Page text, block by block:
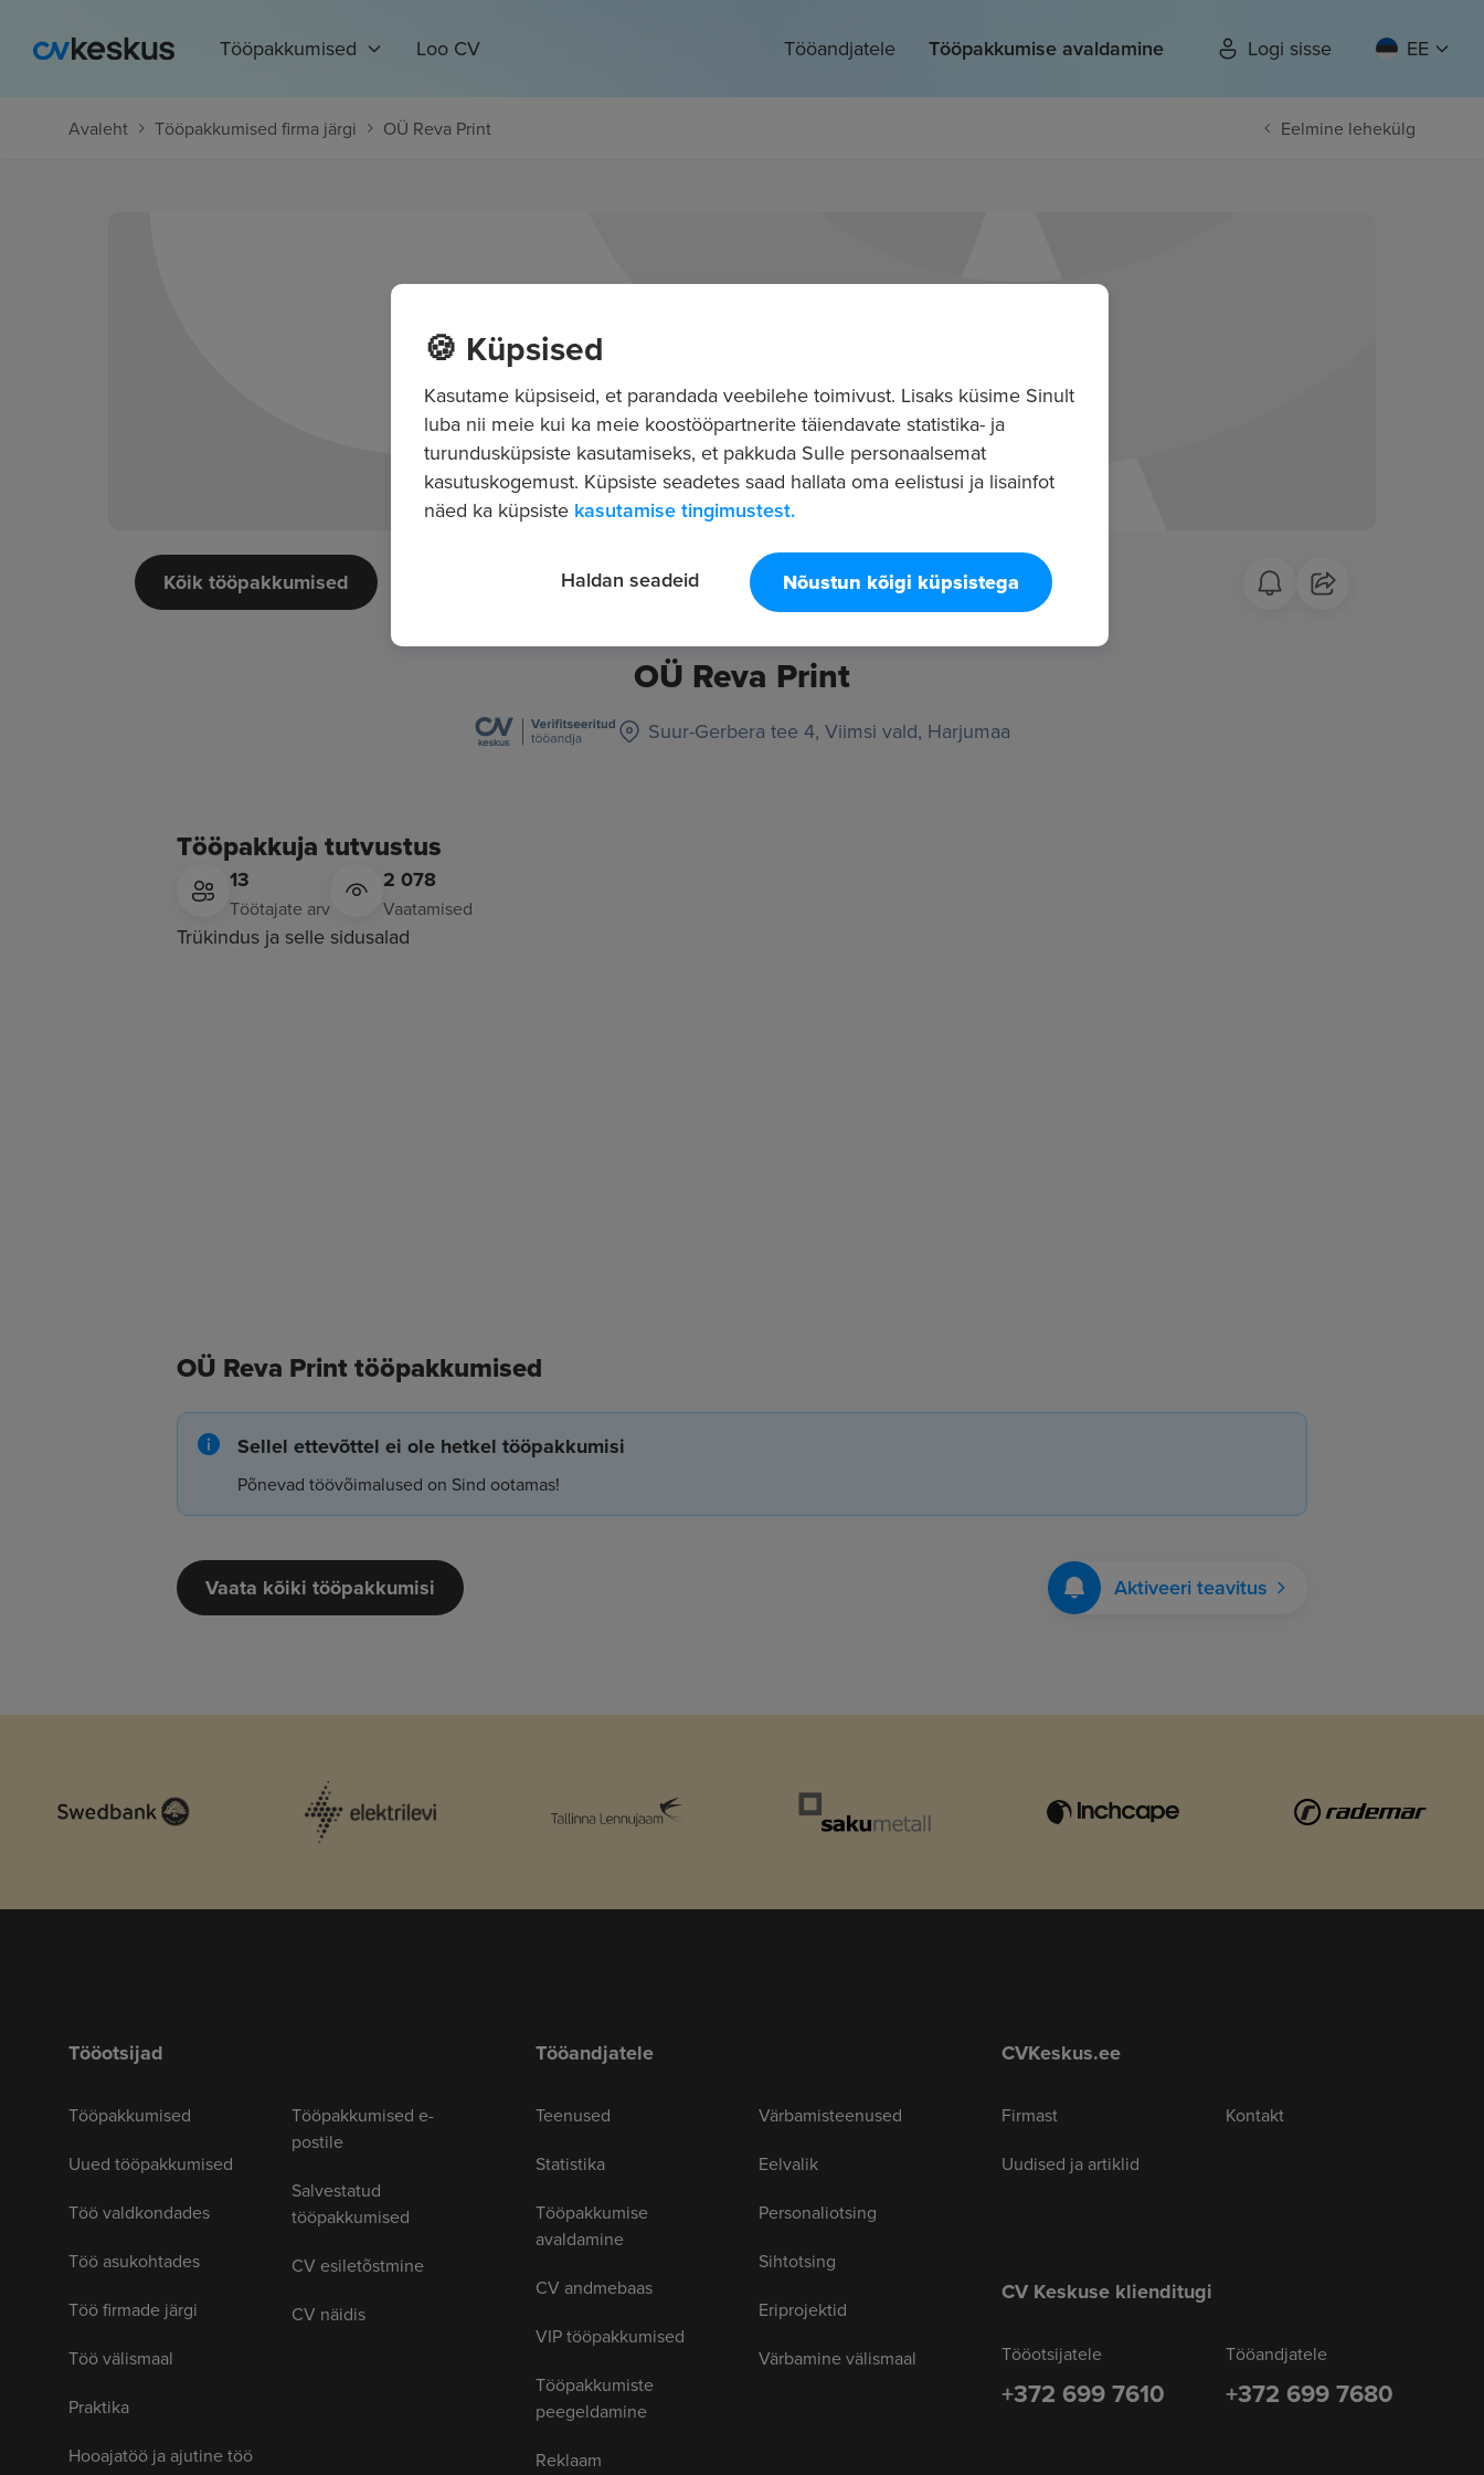
Tööpakkumised Loo CV Tööandjatele Tööpakkumise avaldamine Logi sisse EE
Avaleht Tööpakkumised firma järgi OÜ Reva Print Eelmine lehekülg
Kõik tööpakkumised
OÜ Reva Print
Suur-Gerbera tee 4, Viimsi vald, Harjumaa
Tööpakkuja tutvustus
13
Töötajate arv
2 078
Vaatamised
Trükindus ja selle sidusalad
OÜ Reva Print tööpakkumised
Sellel ettevõttel ei ole hetkel tööpakkumisi
Põnevad töövõimalused on Sind ootamas!
Vaata kõiki tööpakkumisi Aktiveeri teavitus
Tööotsijad
Tööpakkumised
Uued tööpakkumised
Töö valdkondades
Töö asukohtades
Töö firmade järgi
Töö välismaal
Praktika
Hooajatöö ja ajutine töö
Tööpakkumised e-
postile
Salvestatud
tööpakkumised
CV esiletõstmine
CV näidis
Tööandjatele
Teenused
Statistika
Tööpakkumise
avaldamine
CV andmebaas
VIP tööpakkumised
Tööpakkumiste
peegeldamine
Reklaam
Värbamisteenused
Eelvalik
Personaliotsing
Sihtotsing
Eriprojektid
Värbamine välismaal
CVKeskus.ee
Firmast
Uudised ja artiklid
Kontakt
CV Keskuse klienditugi
Tööotsijatele
+372 699 7610
Tööandjatele
+372 699 7680
🍪 Küpsised
Kasutame küpsiseid, et parandada veebilehe toimivust. Lisaks küsime Sinult
luba nii meie kui ka meie koostööpartnerite täiendavate statistika- ja
turundusküpsiste kasutamiseks, et pakkuda Sulle personaalsemat
kasutuskogemust. Küpsiste seadetes saad hallata oma eelistusi ja lisainfot
näed ka küpsiste kasutamise tingimustest.
Nõustun kõigi küpsistega
Haldan seadeid